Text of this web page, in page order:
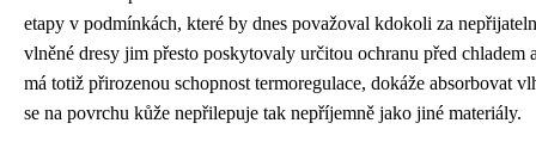
etapy v podmínkách, které by dnes považoval kdokoli za
vlněné dresy jim přesto poskytovaly určitou ochranu před chladem
má totiž přirozenou schopnost termoregulace, dokáže absorbovat
se na povrchu kůže nepřilepuje tak nepříjemně jako jiné materiály.